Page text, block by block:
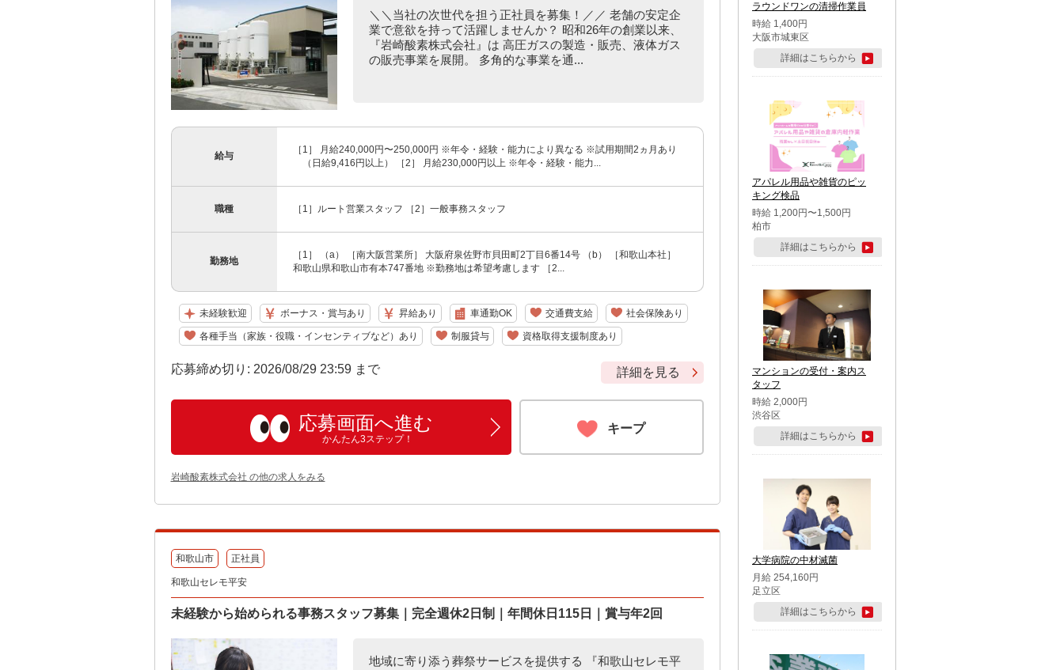
＼＼当社の次世代を担う正社員を募集！／／ 老舗の安定企
業で意欲を持って活躍しませんか？ 昭和26年の創業以来、
『岩崎酸素株式会社』は 高圧ガスの製造・販売、液体ガス
の販売事業を展開。 多角的な事業を通...
給与
［1］ 月給240,000円〜250,000円 ※年令・経験・能力により異なる ※試用期間2ヵ月あり
（日給9,416円以上） ［2］ 月給230,000円以上 ※年令・経験・能力...
職種 ［1］ルート営業スタッフ ［2］一般事務スタッフ
勤務地
［1］ （a） ［南大阪営業所］ 大阪府泉佐野市貝田町2丁目6番14号 （b） ［和歌山本社］
和歌山県和歌山市有本747番地 ※勤務地は希望考慮します ［2...
未経験歓迎 ボーナス・賞与あり 昇給あり 車通勤OK 交通費支給 社会保険あり
各種手当（家族・役職・インセンティブなど）あり 制服貸与 資格取得支援制度あり
応募締め切り: 2026/08/29 23:59 まで 詳細を見る
応募画面へ進む
かんたん3ステップ！
キープ
岩崎酸素株式会社 の他の求人をみる
和歌山市 正社員
和歌山セレモ平安
未経験から始められる事務スタッフ募集｜完全週休2日制｜年間休日115日｜賞与年2回
地域に寄り添う葬祭サービスを提供する 『和歌山セレモ平
ラウンドワンの清掃作業員
時給 1,400円
大阪市城東区
詳細はこちらから
アパレル用品や雑貨のピッ
キング検品
時給 1,200円〜1,500円
柏市
詳細はこちらから
マンションの受付・案内ス
タッフ
時給 2,000円
渋谷区
詳細はこちらから
大学病院の中材滅菌
月給 254,160円
足立区
詳細はこちらから